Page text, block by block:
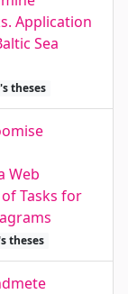
Application
Sea
theses
Web
Tasks for
theses